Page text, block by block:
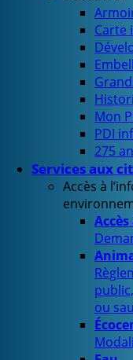
Carte
Mon
PDI
275
Services aux
Accès à
ou